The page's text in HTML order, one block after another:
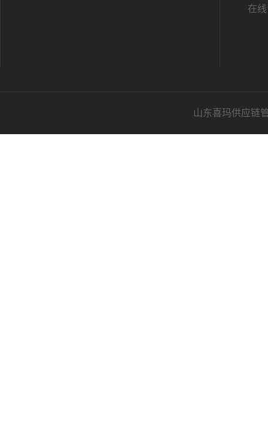
在
山东喜玛供应链